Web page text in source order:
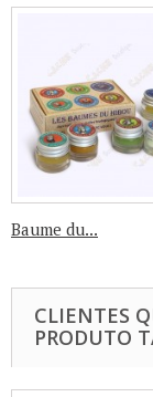
Baume du...
CLIENTES
PRODUTO